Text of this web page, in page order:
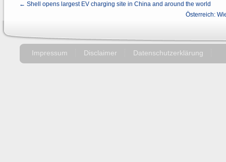
← Shell opens largest EV charging site in China and around the world
Österreich:
Impressum Disclaimer Datenschutzerklärung